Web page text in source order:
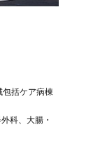
包括ケア病棟
科、大腸・